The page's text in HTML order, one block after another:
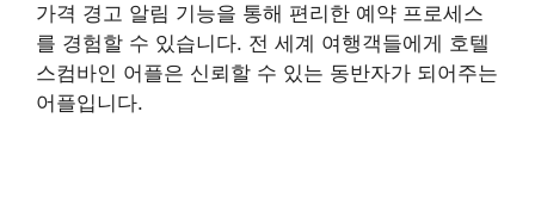
가격 경고 알림 기능을 통해 편리한 예약 프로세스
를 경험할 수 있습니다. 전 세계 여행객들에게 호텔
스컴바인 어플은 신뢰할 수 있는 동반자가 되어주는
어플입니다.